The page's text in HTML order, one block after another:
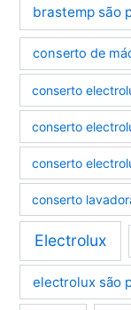
brastemp são
conserto de
conserto
conserto
conserto
conserto
Electrolux
electrolux são